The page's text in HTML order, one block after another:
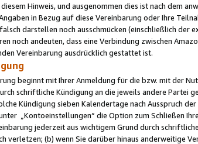
Hinweis, und ausgenommen dies ist nach dem
in Bezug auf diese Vereinbarung oder Ihre
darstellen noch ausschmücken (einschließlich
noch andeuten, dass eine Verbindung zwischen
Vereinbarung ausdrücklich gestattet ist.
beginnt mit Ihrer Anmeldung für die bzw. mit der
schriftliche Kündigung an die jeweils andere Partei
Kündigung sieben Kalendertage nach Ausspruch
„Kontoeinstellungen“ die Option zum Schließen
jederzeit aus wichtigem Grund durch
verletzen; (b) wenn Sie darüber hinaus anderweitige